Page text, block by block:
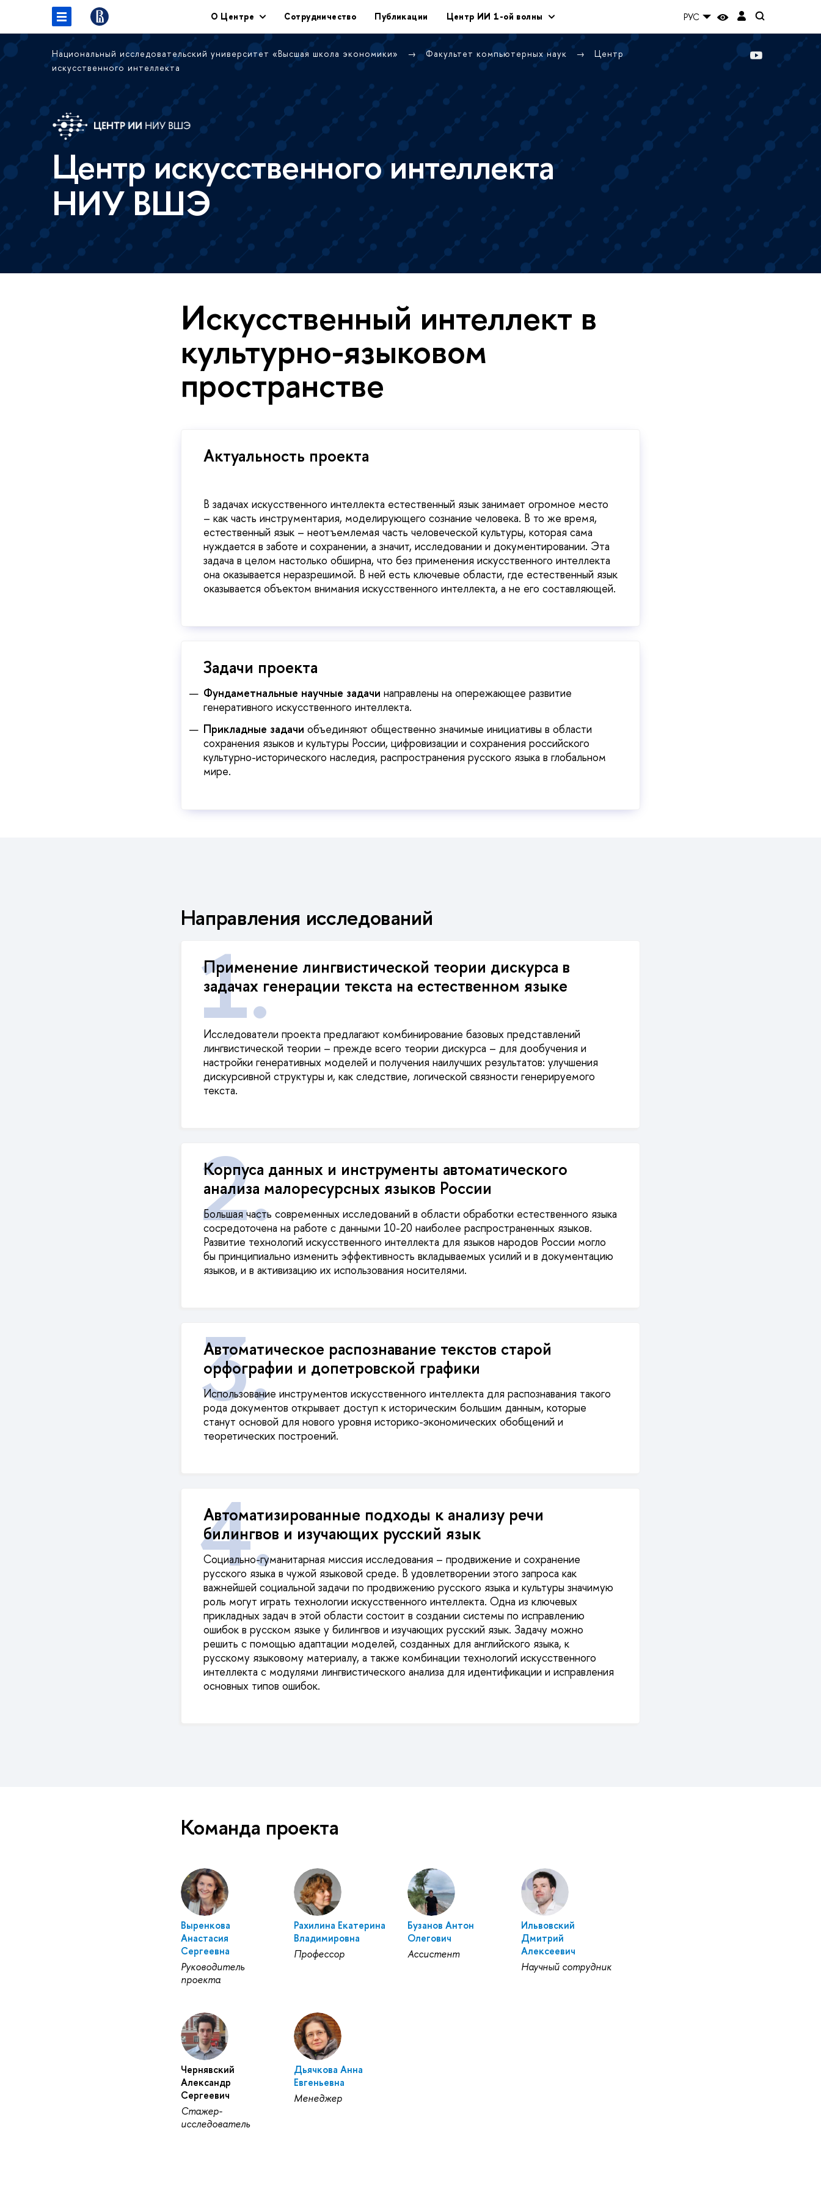
О Центре Сотрудничество Публикации Центр ИИ 1-ой волны РУС
Национальный исследовательский университет «Высшая школа экономики» Факультет компьютерных наук
Центр
искусственного интеллекта
Центр искусственного интеллекта
НИУ ВШЭ
Искусственный интеллект в
культурно-языковом
пространстве
Актуальность проекта
В задачах искусственного интеллекта естественный язык занимает огромное место
– как часть инструментария, моделирующего сознание человека. В то же время,
естественный язык – неотъемлемая часть человеческой культуры, которая сама
нуждается в заботе и сохранении, а значит, исследовании и документировании. Эта
задача в целом настолько обширна, что без применения искусственного интеллекта
она оказывается неразрешимой. В ней есть ключевые области, где естественный язык
оказывается объектом внимания искусственного интеллекта, а не его составляющей.
Задачи проекта
Фундаметнальные научные задачи направлены на опережающее развитие
генеративного искусственного интеллекта.
Прикладные задачи объединяют общественно значимые инициативы в области
сохранения языков и культуры России, цифровизации и сохранения российского
культурно-исторического наследия, распространения русского языка в глобальном
мире.
Направления исследований
Применение лингвистической теории дискурса в
задачах генерации текста на естественном языке
Исследователи проекта предлагают комбинирование базовых представлений
лингвистической теории – прежде всего теории дискурса – для дообучения и
настройки генеративных моделей и получения наилучших результатов: улучшения
дискурсивной структуры и, как следствие, логической связности генерируемого
текста.
Корпуса данных и инструменты автоматического
анализа малоресурсных языков России
Большая часть современных исследований в области обработки естественного языка
сосредоточена на работе с данными 10-20 наиболее распространенных языков.
Развитие технологий искусственного интеллекта для языков народов России могло
бы принципиально изменить эффективность вкладываемых усилий и в документацию
языков, и в активизацию их использования носителями.
Автоматическое распознавание текстов старой
орфографии и допетровской графики
Использование инструментов искусственного интеллекта для распознавания такого
рода документов открывает доступ к историческим большим данным, которые
станут основой для нового уровня историко-экономических обобщений и
теоретических построений.
Автоматизированные подходы к анализу речи
билингвов и изучающих русский язык
Социально-гуманитарная миссия исследования – продвижение и сохранение
русского языка в чужой языковой среде. В удовлетворении этого запроса как
важнейшей социальной задачи по продвижению русского языка и культуры значимую
роль могут играть технологии искусственного интеллекта. Одна из ключевых
прикладных задач в этой области состоит в создании системы по исправлению
ошибок в русском языке у билингвов и изучающих русский язык. Задачу можно
решить с помощью адаптации моделей, созданных для английского языка, к
русскому языковому материалу, а также комбинации технологий искусственного
интеллекта с модулями лингвистического анализа для идентификации и исправления
основных типов ошибок.
Команда проекта
Выренкова
Анастасия
Сергеевна
Руководитель
проекта
Рахилина Екатерина
Владимировна
Профессор
Бузанов Антон
Олегович
Ассистент
Ильвовский
Дмитрий
Алексеевич
Научный сотрудник
Чернявский
Александр
Сергеевич
Стажер-
исследователь
Дьячкова Анна
Евгеньевна
Менеджер